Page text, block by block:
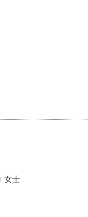
女士